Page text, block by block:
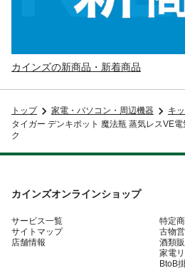
カインズの新商品・新着商品
トップ 家電・パソコン・周辺機器 キ
タイガー デンキポット 魔法瓶 蒸気レスVE
ク
カインズオンラインショップ
サービス一覧
サイトマップ
店舗情報
特定
古物
酒類
家電
BtoB